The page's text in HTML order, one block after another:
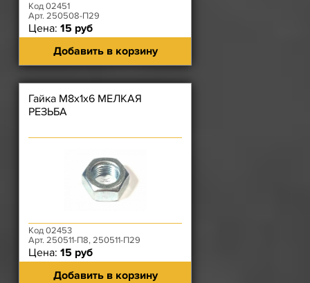
Код 02451
Арт. 250508-П29
Цена: 15 руб
Добавить в корзину
Гайка М8х1х6 МЕЛКАЯ
РЕЗЬБА
Код 02453
Арт. 250511-П8, 250511-П29
Цена: 15 руб
Добавить в корзину